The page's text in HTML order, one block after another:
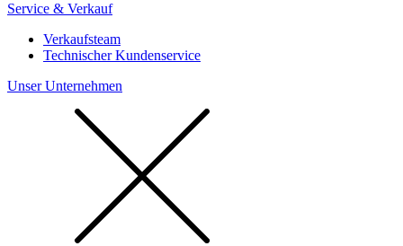
Service & Verkauf
Verkaufsteam
Technischer Kundenservice
Unser Unternehmen